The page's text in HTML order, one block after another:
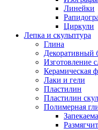
Линейки
Циркули
Лепка и скульптура
Глина
Декоративный
Изготовление
Керамическая
Лаки и гели
Пластилин
Пластилин
Полимерная